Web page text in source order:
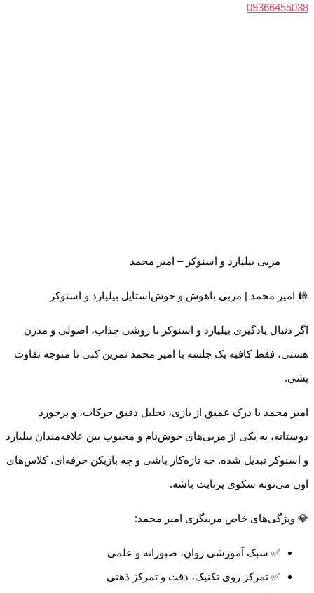
09366455038
مربی بیلیارد و اسنوکر – امیر محمد
🎱 امیر محمد | مربی باهوش و خوش‌استایل بیلیارد و اسنوکر
اگر دنبال یادگیری بیلیارد و اسنوکر با روشی جذاب، اصولی و مدرن
هستی، فقط کافیه یک جلسه با امیر محمد تمرین کنی تا متوجه تفاوت
بشی.
امیر محمد با درک عمیق از بازی، تحلیل دقیق حرکات، و برخورد
دوستانه، به یکی از مربی‌های خوش‌نام و محبوب بین علاقه‌مندان بیلیارد
و اسنوکر تبدیل شده. چه تازه‌کار باشی و چه بازیکن حرفه‌ای، کلاس‌های
اون می‌تونه سکوی پرتابت باشه.
💎 ویژگی‌های خاص مربیگری امیر محمد:
✅ سبک آموزشی روان، صبورانه و علمی
✅ تمرکز روی تکنیک، دقت و تمرکز ذهنی